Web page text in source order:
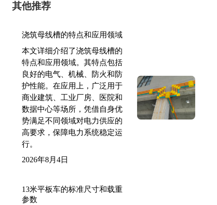
其他推荐
浇筑母线槽的特点和应用领域
本文详细介绍了浇筑母线槽的
特点和应用领域。其特点包括
良好的电气、机械、防火和防
护性能。在应用上，广泛用于
商业建筑、工业厂房、医院和
数据中心等场所，凭借自身优
势满足不同领域对电力供应的
高要求，保障电力系统稳定运
行。
2026年8月4日
13米平板车的标准尺寸和载重
参数